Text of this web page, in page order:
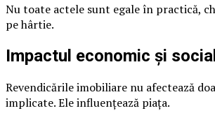
Nu toate actele sunt egale în practică,
pe hârtie.
Impactul economic și
Revendicările imobiliare nu afectează
implicate. Ele influențează piața.